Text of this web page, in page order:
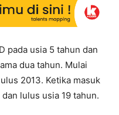
pada usia 5 tahun dan
dua tahun. Mulai
2013. Ketika masuk
lulus usia 19 tahun.